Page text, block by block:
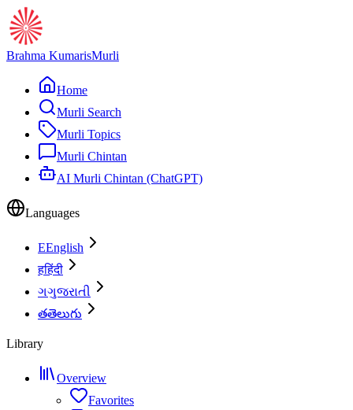
Brahma KumarisMurli
Home
Murli Search
Murli Topics
Murli Chintan
AI Murli Chintan (ChatGPT)
Languages
EEnglish
हहिंदी
ગગુજરાતી
తతెలుగు
Library
Overview
Favorites